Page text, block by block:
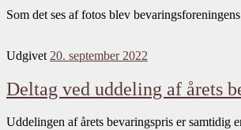
Som det ses af fotos blev
Udgivet 20. september 2022
Deltag ved uddeling af årets
Uddelingen af årets bevaringspris er